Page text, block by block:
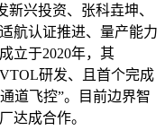
兴投资、张科垚坤、
航认证推进、量产能力
立于2020年，其
研发、且首个完成
道飞控”。目前边界智
达成合作。